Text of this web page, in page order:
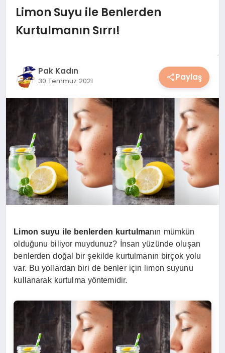
SAĞLIK
MAGAZIN
YAŞAM
YEMEK
KIMDIR?
HESAPLAMALAR
Limon Suyu ile Benlerden
Kurtulmanın Sırrı!
Pak Kadın
30 Temmuz 2021 Paylaş
Limon suyu ile benlerden kurtulmanın mümkün
olduğunu biliyor muydunuz? İnsan yüzünde oluşan
benlerden doğal bir şekilde kurtulmanın birçok yolu
var. Bu yollardan biri de benler için limon suyunu
kullanarak kurtulma yöntemidir.